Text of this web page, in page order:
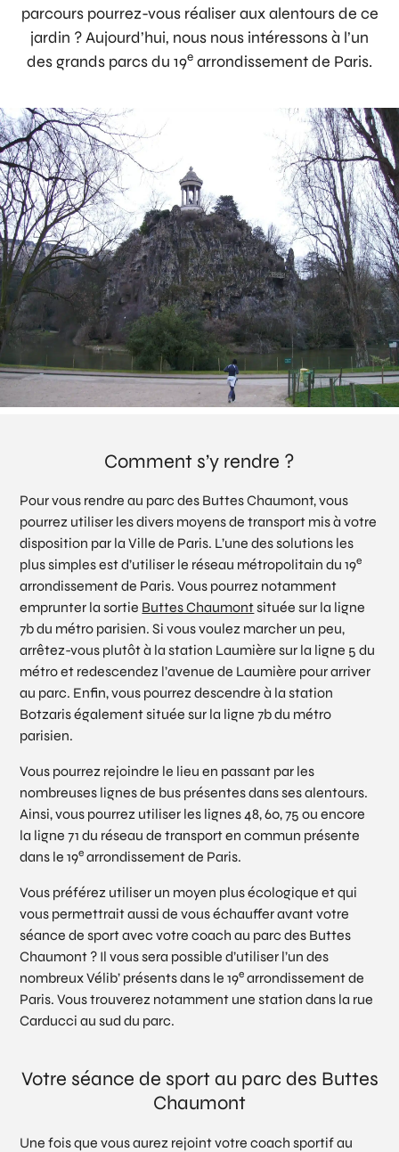
parcours pourrez-vous réaliser aux alentours de ce
jardin ? Aujourd’hui, nous nous intéressons à l’un
des grands parcs du 19e arrondissement de Paris.
Comment s’y rendre ?
Pour vous rendre au parc des Buttes Chaumont, vous
pourrez utiliser les divers moyens de transport mis à votre
disposition par la Ville de Paris. L’une des solutions les
plus simples est d’utiliser le réseau métropolitain du 19e
arrondissement de Paris. Vous pourrez notamment
emprunter la sortie Buttes Chaumontsituée sur la ligne
7b du métro parisien. Si vous voulez marcher un peu,
arrêtez-vous plutôt à la station Laumière sur la ligne 5 du
métro et redescendez l’avenue de Laumière pour arriver
au parc. Enfin, vous pourrez descendre à la station
Botzaris également située sur la ligne 7b du métro
parisien.
Vous pourrez rejoindre le lieu en passant par les
nombreuses lignes de bus présentes dans ses alentours.
Ainsi, vous pourrez utiliser les lignes 48, 60, 75 ou encore
la ligne 71 du réseau de transport en commun présente
dans le 19e arrondissement de Paris.
Vous préférez utiliser un moyen plus écologique et qui
vous permettrait aussi de vous échauffer avant votre
séance de sport avec votre coach au parc des Buttes
Chaumont ? Il vous sera possible d’utiliser l’un des
nombreux Vélib’ présents dans le 19e arrondissement de
Paris. Vous trouverez notamment une station dans la rue
Carducci au sud du parc.
Votre séance de sport au parc des Buttes
Chaumont
Une fois que vous aurez rejoint votre coach sportif au